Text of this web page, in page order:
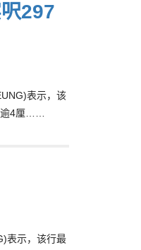
297
表示，该
逾4厘……
表示，该行最